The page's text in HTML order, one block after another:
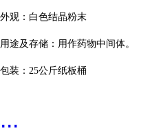
外观：白色结晶粉末
用途及存储 ： 用作药物中间体。
包装： 25公斤纸板桶
...